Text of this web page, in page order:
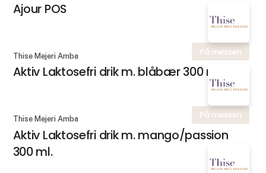
Ajour POS
På messen
Thise Mejeri Amba
Aktiv Laktosefri drik m. blåbær 300 ml.
På messen
Thise Mejeri Amba
Aktiv Laktosefri drik m. mango/passion
300 ml.